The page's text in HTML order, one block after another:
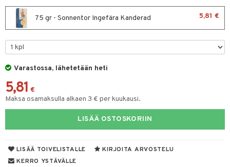
75 gr - Sonnentor Ingefära Kanderad 5,81 €
Varastossa, lähetetään heti
5,81 €
Maksa osamaksulla alkaen 3 € per kuukausi.
LISÄÄ OSTOSKORIIN
LISÄÄ TOIVELISTALLE
KIRJOITA ARVOSTELU
KERRO YSTÄVÄLLE